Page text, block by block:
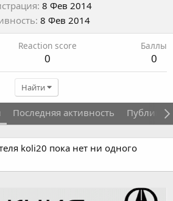
8 Фев 2014
8 Фев 2014
Reaction score
0
Баллы
0
Найти
Последняя активность
koli20 пока нет ни одного